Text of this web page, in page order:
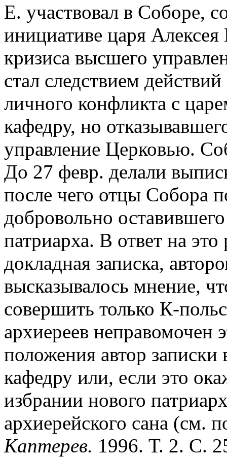
Е. участвовал в Соборе,
инициативе царя
кризиса высшего
стал следствием
личного конфликта с
кафедру, но
управление Церковью.
До 27 февр. делали
после чего отцы Собора
добровольно
патриарха. В ответ на
докладная записка,
высказывалось мнение,
совершить только К-
архиереев неправомочен
положения автор
кафедру или, если это
избрании нового
архиерейского сана (см.
Каптерев. 1996. Т. 2. С.